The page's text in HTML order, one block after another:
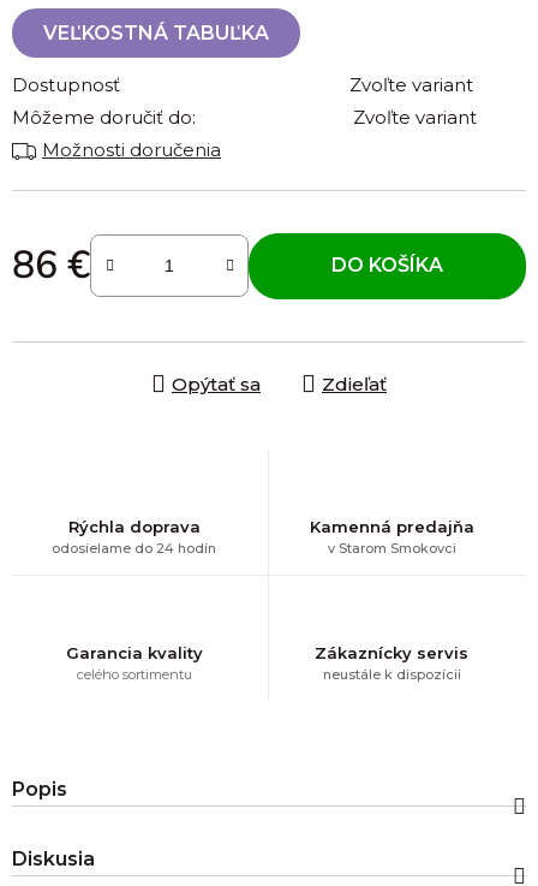
VEĽKOSTNÁ TABUĽKA
Dostupnosť
Zvoľte variant
Môžeme doručiť do:
Zvoľte variant
Možnosti doručenia
86 €
Jednotková cena:
DO KOŠÍKA
Opýtať sa Zdieľať
Rýchla doprava
odosielame do 24 hodín
Kamenná predajňa
v Starom Smokovci
Garancia kvality
celého sortimentu
Zákaznícky servis
neustále k dispozícii
Popis
Diskusia